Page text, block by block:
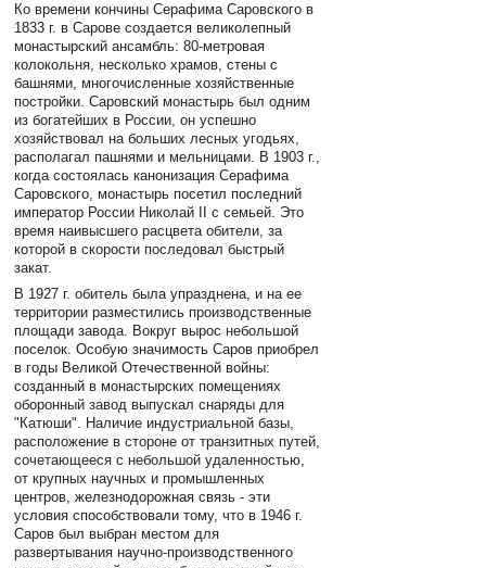
Ко времени кончины Серафима Саровского в
1833 г. в Сарове создается великолепный
монастырский ансамбль: 80-метровая
колокольня, несколько храмов, стены с
башнями, многочисленные хозяйственные
постройки. Саровский монастырь был одним
из богатейших в России, он успешно
хозяйствовал на больших лесных угодьях,
располагал пашнями и мельницами. В 1903 г.,
когда состоялась канонизация Серафима
Саровского, монастырь посетил последний
император России Николай II с семьей. Это
время наивысшего расцвета обители, за
которой в скорости последовал быстрый
закат.
В 1927 г. обитель была упразднена, и на ее
территории разместились производственные
площади завода. Вокруг вырос небольшой
поселок. Особую значимость Саров приобрел
в годы Великой Отечественной войны:
созданный в монастырских помещениях
оборонный завод выпускал снаряды для
"Катюши". Наличие индустриальной базы,
расположение в стороне от транзитных путей,
сочетающееся с небольшой удаленностью,
от крупных научных и промышленных
центров, железнодорожная связь - эти
условия способствовали тому, что в 1946 г.
Саров был выбран местом для
развертывания научно-производственного